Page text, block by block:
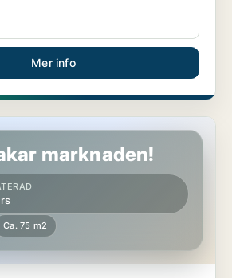
Mer info
marknaden!
Ca. 75 m2